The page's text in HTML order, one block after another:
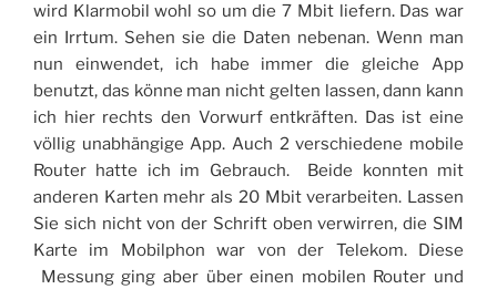
wird Klarmobil wohl so um die 7 Mbit liefern. Das war
ein Irrtum. Sehen sie die Daten nebenan. Wenn man
nun einwendet, ich habe immer die gleiche App
benutzt, das könne man nicht gelten lassen, dann kann
ich hier rechts den Vorwurf entkräften. Das ist eine
völlig unabhängige App. Auch 2 verschiedene mobile
Router hatte ich im Gebrauch. Beide konnten mit
anderen Karten mehr als 20 Mbit verarbeiten. Lassen
Sie sich nicht von der Schrift oben verwirren, die SIM
Karte im Mobilphon war von der Telekom. Diese
Messung ging aber über einen mobilen Router und